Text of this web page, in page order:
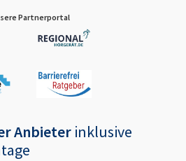
Partnerportal
Anbieter inklusive